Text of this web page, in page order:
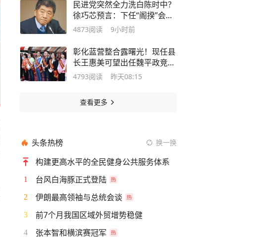
民进党突然全力洗白陈时中？
徐巧芯预言：下任“阁揆”会是
他
4873阅读 9小时前
彰化蓝营整合露曙光！现任县
长王惠美可望出任魏平政竞选
主委
4793阅读 昨天08:15
查看更多
头条热榜 换一换
构建更高水平的全民健身公共服务体系
1 台风白海豚正式登陆
2 伊朗最高领袖与总统会谈
3 前7个月我国区域外贸增势稳健
4 张本智和横滨赛冠军